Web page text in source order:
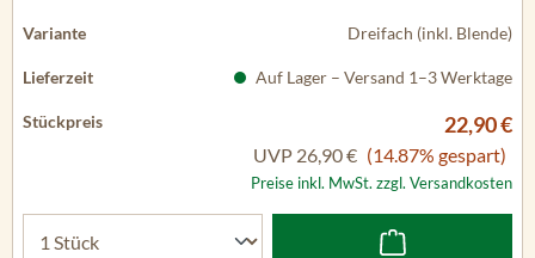
Dreifach (inkl. Blende)
Auf Lager – Versand 1–3 Werktage
22,90 €
UVP 26,90 € (14.87% gespart)
Preise inkl. MwSt. zzgl. Versandkosten